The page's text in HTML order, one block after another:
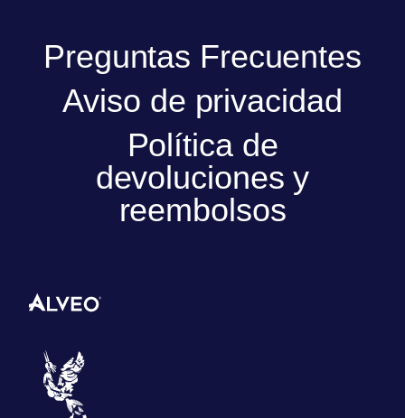
Preguntas Frecuentes
Aviso de privacidad
Política de
devoluciones y
reembolsos